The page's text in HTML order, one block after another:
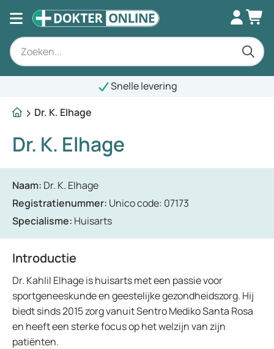
Snelle levering
Dr. K. Elhage
Dr. K. Elhage
Naam: Dr. K. Elhage
Registratienummer: Unico code: 07173
Specialisme: Huisarts
Introductie
Dr. Kahlil Elhage is huisarts met een passie voor
sportgeneeskunde en geestelijke gezondheidszorg. Hij
biedt sinds 2015 zorg vanuit Sentro Mediko Santa Rosa
en heeft een sterke focus op het welzijn van zijn
patiënten.